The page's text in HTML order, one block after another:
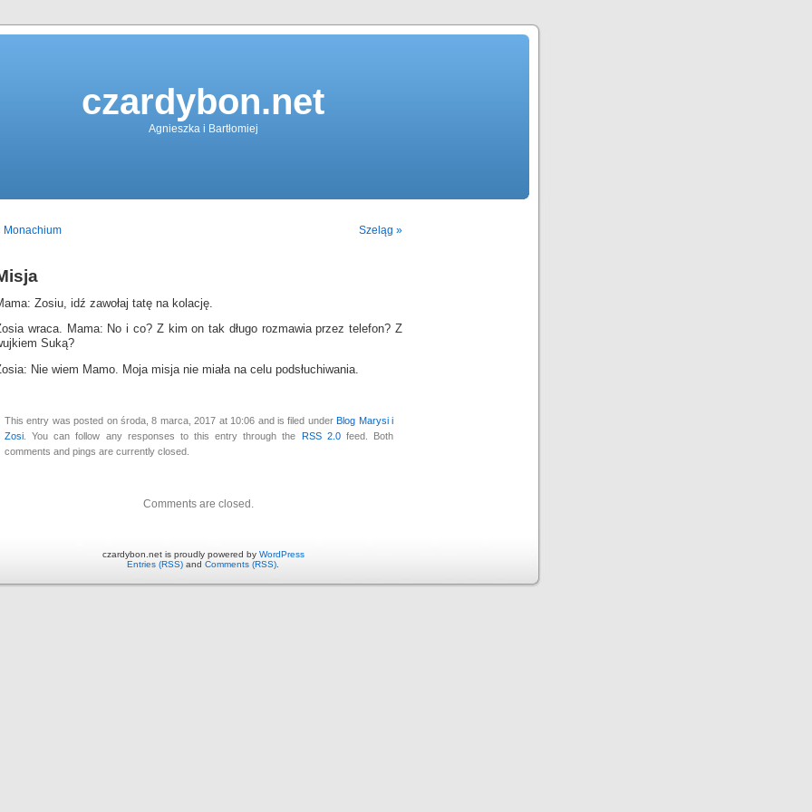
czardybon.net
Agnieszka i Bartłomiej
Monachium Szeląg »
Zosiu, idź zawołaj tatę na kolację.
wraca. Mama: No i co? Z kim on tak długo rozmawia przez telefon? Z
Suką?
Nie wiem Mamo. Moja misja nie miała na celu podsłuchiwania.
This entry was posted on środa, 8 marca, 2017 at 10:06 and is filed underBlog Marysi i
Zosi . You can follow any responses to this entry through the RSS 2.0feed. Both
comments and pings are currently closed.
Comments are closed.
czardybon.net is proudly powered by WordPress
Entries (RSS) and Comments (RSS)